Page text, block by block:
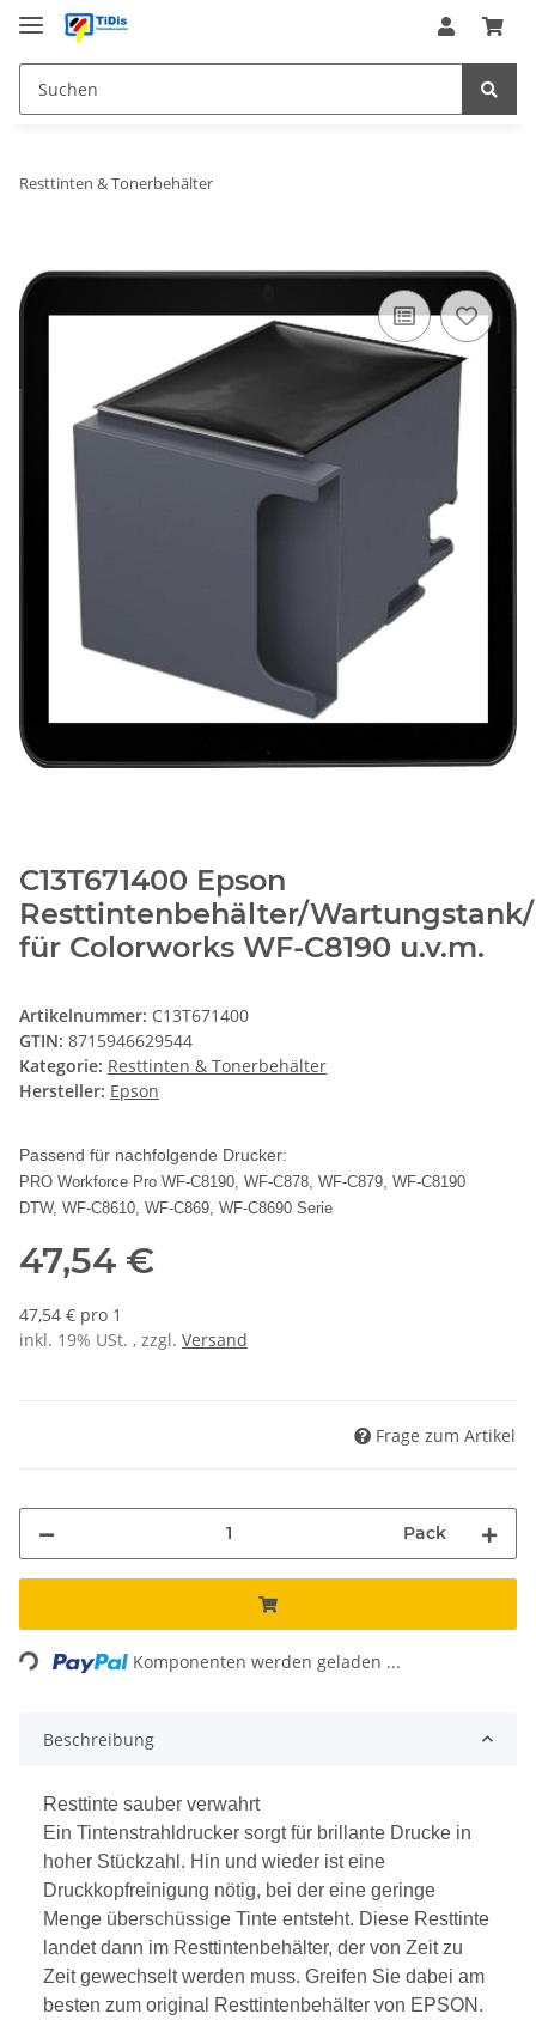
Resttinten & Tonerbehälter
C13T671400 Epson
Resttintenbehälter/
für Colorworks WF-C8190 u.v.m.
Artikelnummer: C13T671400
GTIN: 8715946629544
Kategorie: Resttinten & Tonerbehälter
Hersteller: Epson
Passend für nachfolgende Drucker:
PRO Workforce Pro WF-C8190, WF-C878, WF-C879, WF-C8190
DTW, WF-C8610, WF-C869, WF-C8690 Serie
47,54 €
47,54 € pro 1
inkl. 19% USt. , zzgl. Versand
Frage zum Artikel
Pack
Loading... Komponenten werden geladen ...
Beschreibung
Resttinte sauber verwahrt
Ein Tintenstrahldrucker sorgt für brillante Drucke in
hoher Stückzahl. Hin und wieder ist eine
Druckkopfreinigung nötig, bei der eine geringe
Menge überschüssige Tinte entsteht. Diese Resttinte
landet dann im Resttintenbehälter, der von Zeit zu
Zeit gewechselt werden muss. Greifen Sie dabei am
besten zum original Resttintenbehälter von EPSON.